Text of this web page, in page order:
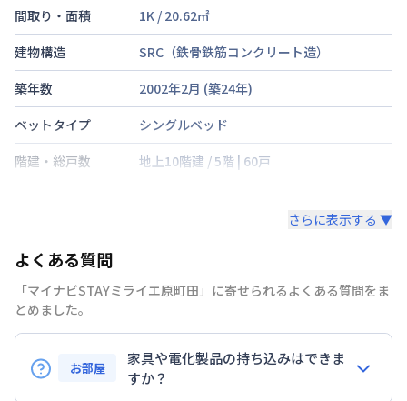
間取り・面積
1K / 20.62㎡
建物構造
SRC（鉄骨鉄筋コンクリート造）
築年数
2002年2月 (築24年)
ベットタイプ
シングルベッド
階建・総戸数
地上10階建 /5階 | 60戸
禁煙・喫煙
定員
2名
さらに表示する ▼
よくある質問
「マイナビSTAYミライエ原町田」に寄せられるよくある質問をま
とめました。
お部屋
家具や電化製品の持ち込みはできま
すか？